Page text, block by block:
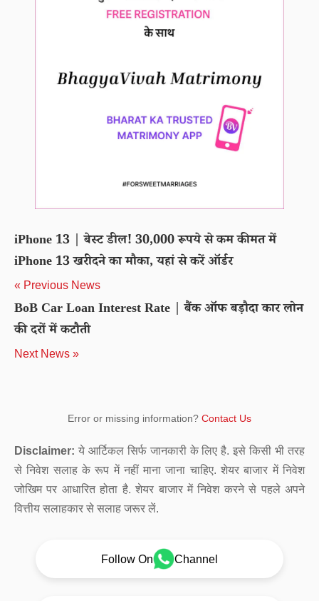
iPhone 13 | बेस्ट डील! 30,000 रूपये से कम कीमत में
iPhone 13 खरीदने का मौका, यहां से करें ऑर्डर
« Previous News
BoB Car Loan Interest Rate | बैंक ऑफ बड़ौदा कार लोन
की दरों में कटौती
Next News »
Error or missing information? Contact Us
Disclaimer: ये आर्टिकल सिर्फ जानकारी के लिए है. इसे किसी भी तरह
से निवेश सलाह के रूप में नहीं माना जाना चाहिए. शेयर बाजार में निवेश
जोखिम पर आधारित होता है. शेयर बाजार में निवेश करने से पहले अपने
वित्तीय सलाहकार से सलाह जरूर लें.
Follow On Channel